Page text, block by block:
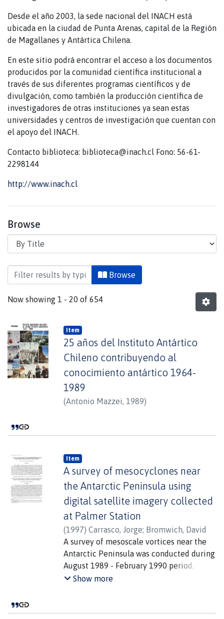
Desde el año 2003, la sede nacional del INACH está
ubicada en la ciudad de Punta Arenas, capital de la Región
de Magallanes y Antártica Chilena.
En este sitio podrá encontrar el acceso a los documentos
producidos por la comunidad científica institucional a
través de sus diferentes programas científicos y de
divulgación, como también la producción científica de
investigadores de otras instituciones ya sean estas
universidades y centros de investigación que cuentan con
el apoyo del INACH.
Contacto biblioteca: biblioteca@inach.cl Fono: 56-61-
2298144
http://www.inach.cl
Browse
Browsing Instituto Antártico Chileno by Title
Browse
Now showing 1 - 20 of 654
Item
25 años del Instituto Antártico
Chileno contribuyendo al
conocimiento antártico 1964-
1989
(Antonio Mazzei, 1989)
Item
A survey of mesocyclones near
the Antarctic Peninsula using
digital satellite imagery collected
at Palmer Station
(1997) Carrasco, Jorge; Bromwich, David
A survey of mesoscale vortices near the
Antarctic Peninsula was conducted during
August 1989 - February 1990 period.
Maximum occurrences of mesoscale
Bellingshausen/Amundsen Sea region
Show more